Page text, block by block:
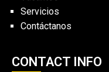
Servicios
Contáctanos
CONTACT INFO